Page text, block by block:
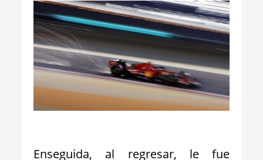
Enseguida, al regresar, le fue